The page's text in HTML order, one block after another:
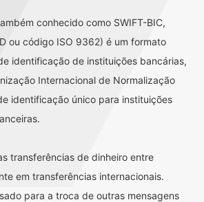
conhecido como SWIFT-BIC,
ou código ISO 9362) é um formato
identificação de instituições bancárias,
Internacional de Normalização
identificação único para instituições
transferências de dinheiro entre
em transferências internacionais.
para a troca de outras mensagens